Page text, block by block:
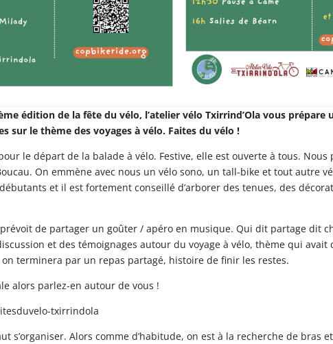
édition de la fête du vélo, l’atelier vélo Txirrind’Ola vous
sur le thème des voyages à vélo. Faites du vélo !
le départ de la balade à vélo. Festive, elle est ouverte à tous.
On emmène avec nous un vélo sono, un tall-bike et tout autre
et il est fortement conseillé d’arborer des tenues, des
prévoit de partager un goûter / apéro en musique. Qui dit partage dit
et des témoignages autour du voyage à vélo, thème qui
on terminera par un repas partagé, histoire de finir les restes.
alors parlez-en autour de vous !
s’organiser. Alors comme d’habitude, on est à la recherche de bras